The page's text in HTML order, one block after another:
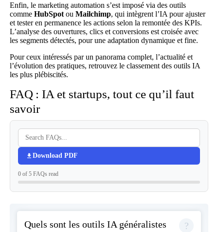
Enfin, le marketing automation s’est imposé via des outils
comme HubSpot ou Mailchimp, qui intègrent l’IA pour ajuster
et tester en permanence les actions selon la remontée des KPIs.
L’analyse des ouvertures, clics et conversions est croisée avec
les segments détectés, pour une adaptation dynamique et fine.
Pour ceux intéressés par un panorama complet, l’actualité et
l’évolution des pratiques, retrouvez le classement des outils IA
les plus plébiscités.
FAQ : IA et startups, tout ce qu’il faut
savoir
Download PDF
0 of 5 FAQs read
Quels sont les outils IA généralistes